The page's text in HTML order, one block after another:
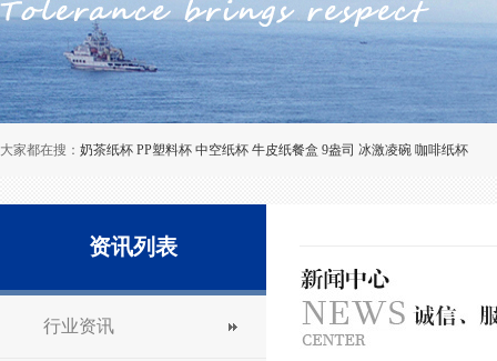
大家都在搜： 奶茶纸杯 PP塑料杯 中空纸杯 牛皮纸餐盒 9盎司 冰激凌碗 咖啡纸杯
资讯列表
行业资讯